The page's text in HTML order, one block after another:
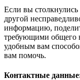
Если вы
другой
информацию,
требующими общего
удобным вам
вам помочь.
Контактные